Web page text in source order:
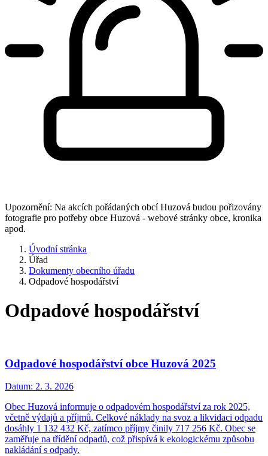
Upozornění: Na akcích pořádaných obcí Huzová budou pořizovány
fotografie pro potřeby obce Huzová - webové stránky obce, kronika
apod.
Úvodní stránka
Úřad
Dokumenty obecního úřadu
Odpadové hospodářství
Odpadové hospodářství
Odpadové hospodářství obce Huzová 2025
Datum: 2. 3. 2026
Obec Huzová informuje o odpadovém hospodářství za rok 2025,
včetně výdajů a příjmů. Celkové náklady na svoz a likvidaci odpadu
dosáhly 1 132 432 Kč, zatímco příjmy činily 717 256 Kč. Obec se
zaměřuje na třídění odpadů, což přispívá k ekologickému způsobu
nakládání s odpady.